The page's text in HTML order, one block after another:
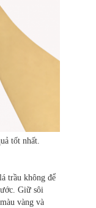
tốt nhất.
trầu không để
Giữ sôi
vàng và